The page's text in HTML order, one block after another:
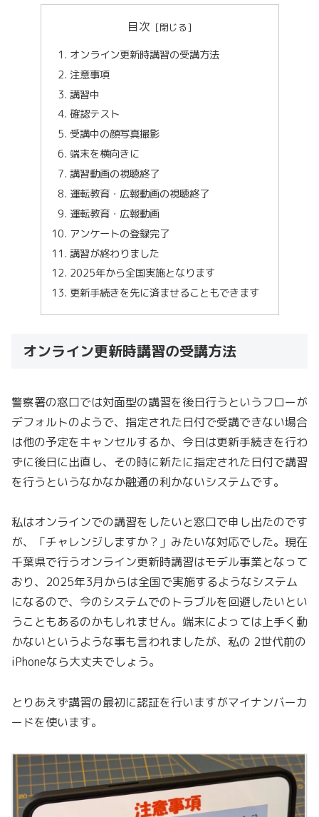
目次
オンライン更新時講習の受講方法
注意事項
講習中
確認テスト
受講中の顔写真撮影
端末を横向きに
講習動画の視聴終了
運転教育・広報動画の視聴終了
運転教育・広報動画
アンケートの登録完了
講習が終わりました
2025年から全国実施となります
更新手続きを先に済ませることもできます
オンライン更新時講習の受講方法
警察署の窓口では対面型の講習を後日行うというフローが
デフォルトのようで、指定された日付で受講できない場合
は他の予定をキャンセルするか、今日は更新手続きを行わ
ずに後日に出直し、その時に新たに指定された日付で講習
を行うというなかなか融通の利かないシステムです。
私はオンラインでの講習をしたいと窓口で申し出たのです
が、「チャレンジしますか？」みたいな対応でした。現在
千葉県で行うオンライン更新時講習はモデル事業となって
おり、2025年3月からは全国で実施するようなシステム
になるので、今のシステムでのトラブルを回避したいとい
うこともあるのかもしれません。端末によっては上手く動
かないというような事も言われましたが、私の 2世代前の
iPhoneなら大丈夫でしょう。
とりあえず講習の最初に認証を行いますがマイナンバーカ
ードを使います。